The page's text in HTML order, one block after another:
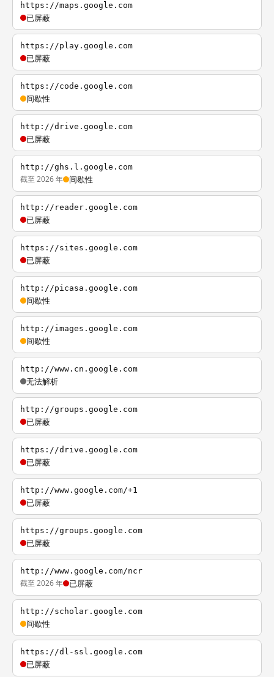
https://maps.google.com
已屏蔽
https://play.google.com
已屏蔽
https://code.google.com
间歇性
http://drive.google.com
已屏蔽
http://ghs.l.google.com
截至 2026 年 间歇性
http://reader.google.com
已屏蔽
https://sites.google.com
已屏蔽
http://picasa.google.com
间歇性
http://images.google.com
间歇性
http://www.cn.google.com
无法解析
http://groups.google.com
已屏蔽
https://drive.google.com
已屏蔽
http://www.google.com/+1
已屏蔽
https://groups.google.com
已屏蔽
http://www.google.com/ncr
截至 2026 年 已屏蔽
http://scholar.google.com
间歇性
https://dl-ssl.google.com
已屏蔽